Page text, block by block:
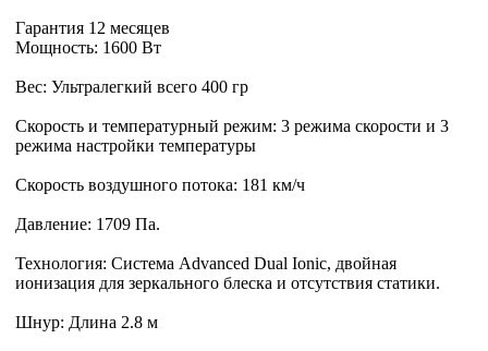
Гарантия 12 месяцев
Мощность: 1600 Вт
Вес: Ультралегкий всего 400 гр
Скорость и температурный режим: 3 режима скорости и 3
режима настройки температуры
Скорость воздушного потока: 181 км/ч
Давление: 1709 Па.
Технология: Система Advanced Dual Ionic, двойная
ионизация для зеркального блеска и отсутствия статики.
Шнур: Длина 2.8 м